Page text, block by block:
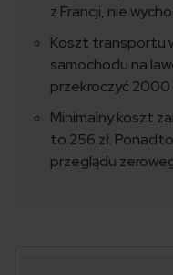
z Francji, nie
Koszt transportu
samochodu na
przekroczyć 2000
Minimalny koszt
to 256 zł.
przeglądu